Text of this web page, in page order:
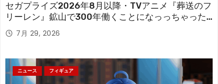
セガプライズ2026年8月以降・TVアニメ『葬送のフ
リーレン』鉱山で300年働くことになっっちゃった
「フリーレン」を立体化！
7月 29, 2026
ニュース フィギュア